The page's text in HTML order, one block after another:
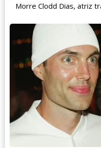
Morre Clodd Dias, atriz